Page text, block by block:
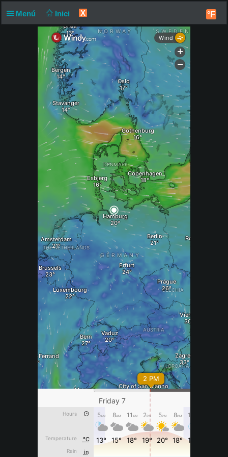
Menú Inici X °F